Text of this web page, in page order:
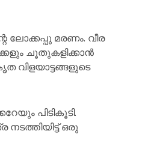
ലോക്കപ്പു മരണം. വീര
ചൂതുകളിക്കാൻ
പിടികൂടി.
ഒരു